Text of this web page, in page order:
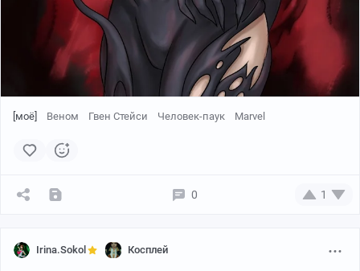
[моё] Веном Гвен Стейси Человек-паук Marvel
0 1
Irina.Sokol Косплей